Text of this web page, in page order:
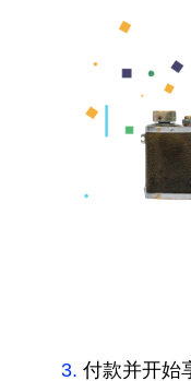
3. 付款并开始